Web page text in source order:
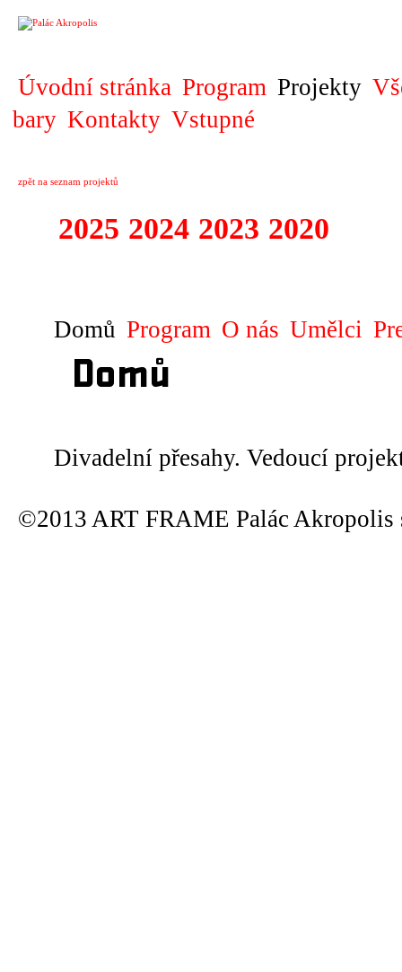
Úvodní stránka Program Projekty
bary Kontakty Vstupné
zpět na seznam projektů
2025 2024 2023 2020
Domů Program O nás Umělci
Domů
Divadelní přesahy. Vedoucí
©2013 ART FRAME Palác Akropolis